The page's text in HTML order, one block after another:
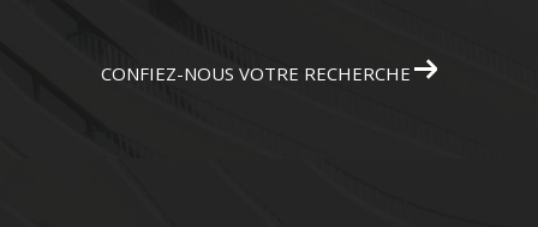
CONFIEZ-NOUS VOTRE RECHERCHE